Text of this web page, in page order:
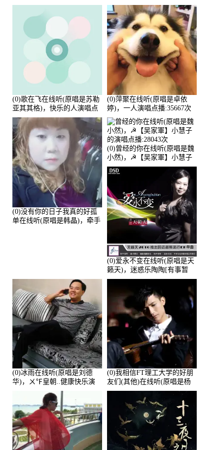
点播:80218次
(0)歌在飞在线听(原唱是苏勒
亚其其格)，快乐的人演唱点
播:36次
(0)萍聚在线听(原唱是卓依
婷)，一人演唱点播:35667次
(0)没有你的日子我真的好孤
单在线听(原唱是韩晶)，牵手
(0)曾经的你在线听(原唱是魏
小然)，☭【吴家軍】小慧子
的演唱点播:28043次
(0)爱永不变在线听(原唱是天
籁天)，迷惑乐陶陶[有事暂
离]演唱点播:27678次
(0)冰雨在线听(原唱是刘德
华)，ㄨ℉皇朝..健康快乐演
唱点播:26643次
(0)我相信FT理工大学的好朋
友们(其他)在线听(原唱是杨
培安)，老乔演唱点播:23714